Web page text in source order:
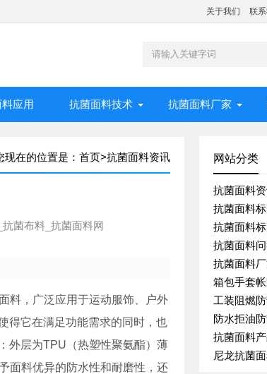
关于我们 联
应用 抗菌面料技术 抗菌面料厂家
现在的位置是： 首页>抗菌面料资讯
菌布料_抗菌面料网
料，广泛应用于运动服饰、户外
得它在满足功能需求的同时，也
外层为TPU（热塑性聚氨酯）薄
面料优异的防水性和耐磨性，还
网站分类
抗菌面料
抗菌面料
抗菌面料
抗菌面料
抗菌面料
箱包手套
工装阻燃
防水拒油
抗菌面料
尼龙抗菌